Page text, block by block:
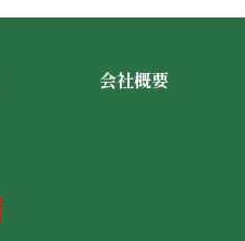
会社概要